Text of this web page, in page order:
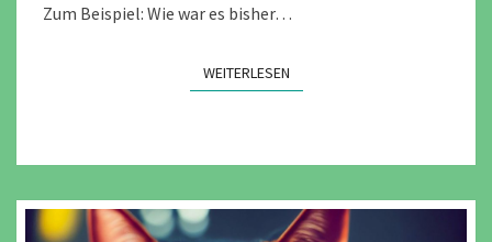
Zum Beispiel: Wie war es bisher…
WEITERLESENWEITERLESEN